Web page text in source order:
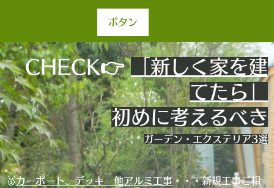
ボタン
CHECK👉 「新しく家を建
てたら」
初めに考えるべき
ガーデン・エクステリア3選
🥇カーポート、デッキ 他アルミ工事・・・新規工事ご相